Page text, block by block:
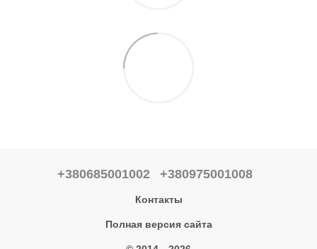
+380685001002 +380975001008
Контакты
Полная версия сайта